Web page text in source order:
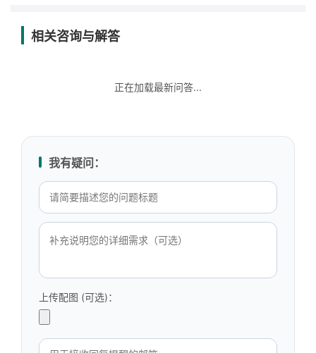
相关咨询与解答
正在加载最新问答...
我有疑问：
上传配图 (可选)：